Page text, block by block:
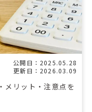
公開日：2025.05.28
更新日：2026.03.09
メリット・注意点を